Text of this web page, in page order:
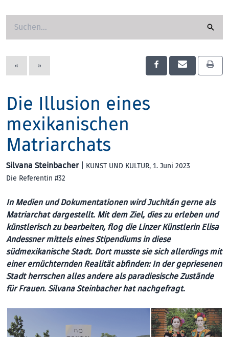
« »
Die Illusion eines
mexikanischen
Matriarchats
Silvana Steinbacher| KUNST UND KULTUR, 1. Juni 2023
Die Referentin #32
In Medien und Dokumentationen wird Juchitán gerne als
Matriarchat dargestellt. Mit dem Ziel, dies zu erleben und
künstlerisch zu bearbeiten, flog die Linzer Künstlerin Elisa
Andessner mittels eines Stipendiums in diese
südmexikanische Stadt. Dort musste sie sich allerdings mit
einer ernüchternden Realität abfinden: In der gepriesenen
Stadt herrschen alles andere als paradiesische Zustände
für Frauen. Silvana Steinbacher hat nachgefragt.